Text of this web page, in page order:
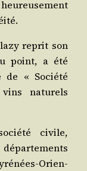
reprit son
point, a été
de « Socié­té
natu­rels
civile,
Orien­